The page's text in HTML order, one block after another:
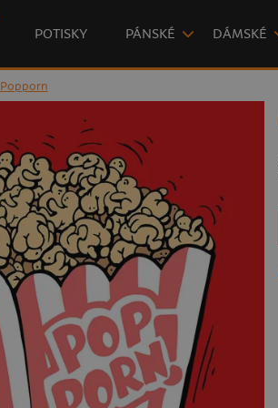
POTISKY PÁNSKÉ DÁMSKÉ
Popporn